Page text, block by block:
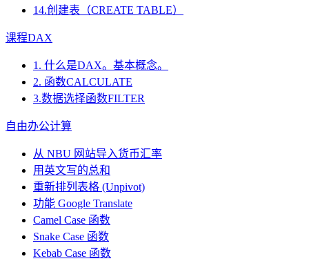
14.创建表（CREATE TABLE）
课程DAX
1. 什么是DAX。基本概念。
2. 函数CALCULATE
3.数据选择函数FILTER
自由办公计算
从 NBU 网站导入货币汇率
用英文写的总和
重新排列表格 (Unpivot)
功能 Google Translate
Camel Case 函数
Snake Case 函数
Kebab Case 函数